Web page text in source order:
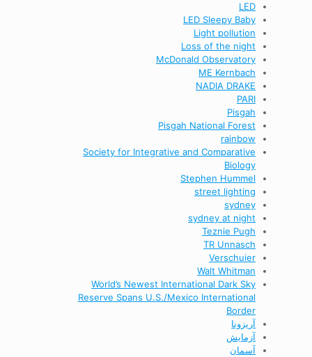
LED
LED Sleepy Baby
Light pollution
Loss of the night
McDonald Observatory
ME Kernbach
NADIA DRAKE
PARI
Pisgah
Pisgah National Forest
rainbow
Society for Integrative and Comparative
Biology
Stephen Hummel
street lighting
sydney
sydney at night
Teznie Pugh
TR Unnasch
Verschuier
Walt Whitman
World’s Newest International Dark Sky
Reserve Spans U.S./Mexico International
Border
آریزونا
آزمایش
آسمان